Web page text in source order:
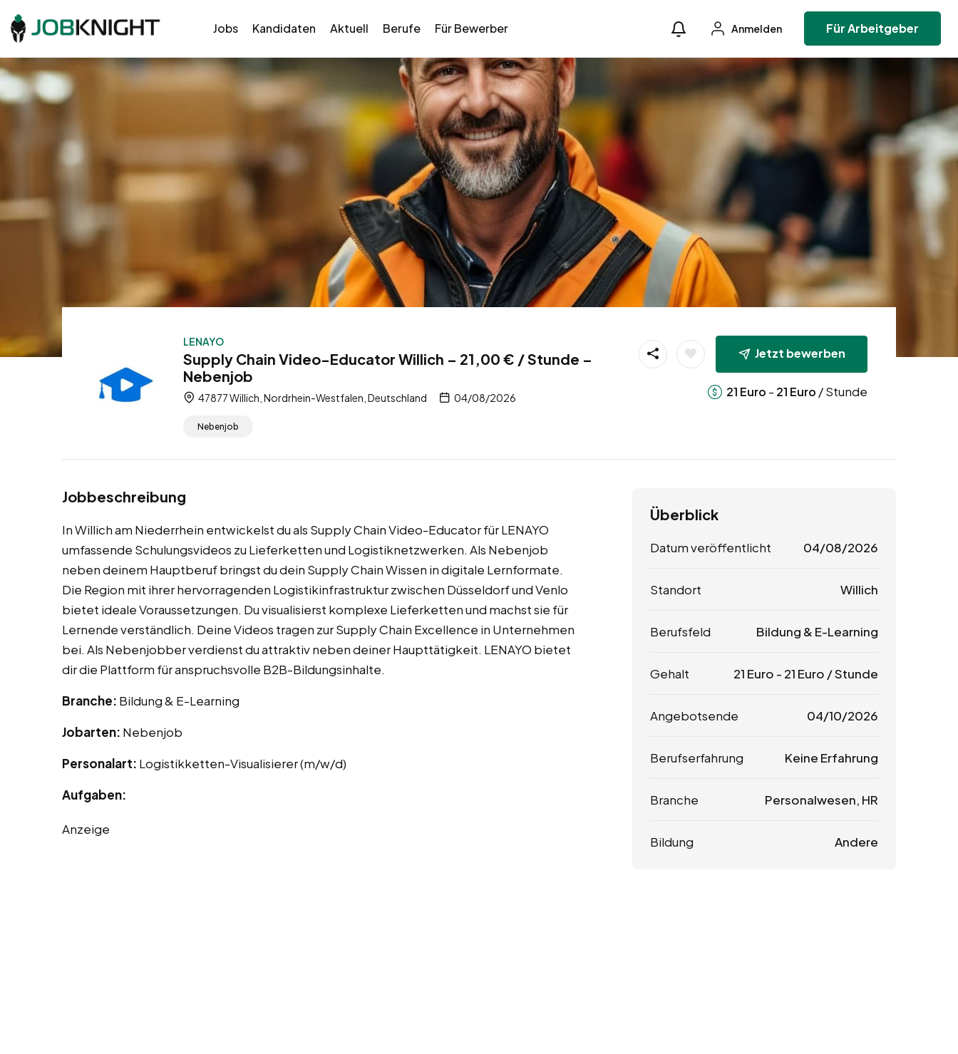
Jobs Kandidaten Aktuell Berufe Für Bewerber Anmelden Für Arbeitgeber
LENAYO
Supply Chain Video-Educator Willich – 21,00 € / Stunde –
Nebenjob
47877 Willich, Nordrhein-Westfalen, Deutschland 04/08/2026
Nebenjob
Jetzt bewerben
21 Euro - 21 Euro / Stunde
Jobbeschreibung
In Willich am Niederrhein entwickelst du als Supply Chain Video-Educator für LENAYO
umfassende Schulungsvideos zu Lieferketten und Logistiknetzwerken. Als Nebenjob
neben deinem Hauptberuf bringst du dein Supply Chain Wissen in digitale Lernformate.
Die Region mit ihrer hervorragenden Logistikinfrastruktur zwischen Düsseldorf und Venlo
bietet ideale Voraussetzungen. Du visualisierst komplexe Lieferketten und machst sie für
Lernende verständlich. Deine Videos tragen zur Supply Chain Excellence in Unternehmen
bei. Als Nebenjobber verdienst du attraktiv neben deiner Haupttätigkeit. LENAYO bietet
dir die Plattform für anspruchsvolle B2B-Bildungsinhalte.
Branche: Bildung & E-Learning
Jobarten: Nebenjob
Personalart: Logistikketten-Visualisierer (m/w/d)
Aufgaben:
Anzeige
Überblick
Datum veröffentlicht 04/08/2026
Standort Willich
Berufsfeld Bildung & E-Learning
Gehalt 21 Euro - 21 Euro / Stunde
Angebotsende 04/10/2026
Berufserfahrung Keine Erfahrung
Branche Personalwesen, HR
Bildung Andere